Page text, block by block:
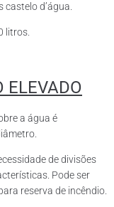
d’água.
litros.
ELEVADO
a água é
de divisões
Pode ser
reserva de incêndio.